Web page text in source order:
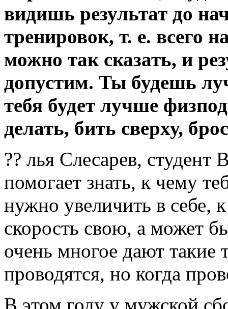
видишь результат до
тренировок, т. е. всего
можно так сказать, и
допустим. Ты будешь
тебя будет лучше
делать, бить сверху,
?? лья Слесарев, студент
помогает знать, к чему
нужно увеличить в себе,
скорость свою, а может
очень многое дают такие
проводятся, но когда
В этом году у мужской